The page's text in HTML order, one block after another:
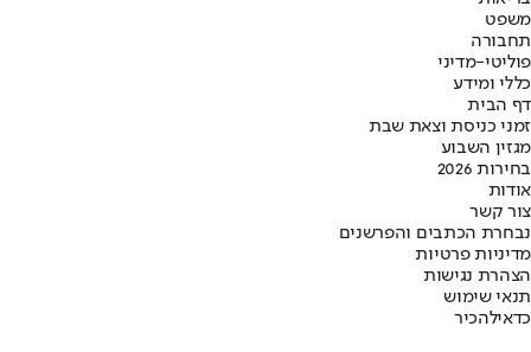
משפט
תחבורה
פוליטי-מדיני
כללי ומידע
דף הבית
זמני כניסת וצאת שבת
מגזין השבוע
בחירות 2026
אודות
צור קשר
נבחרת הכתבים והפרשנים
מדיניות פרטיות
הצהרת נגישות
תנאי שימוש
כדאילהכיר